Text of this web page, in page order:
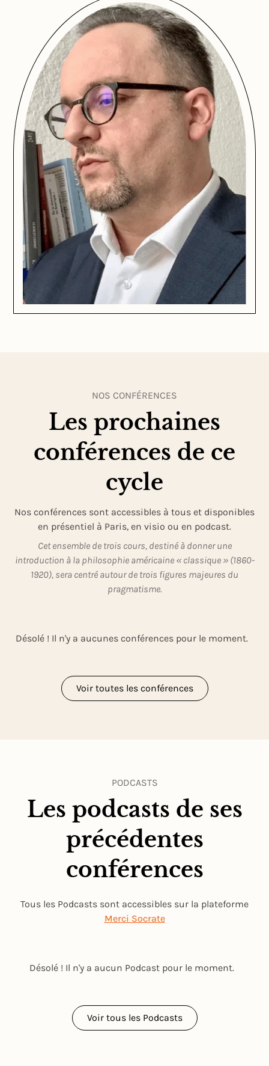
NOS CONFÉRENCES
Les prochaines
conférences de ce
cycle
Nos conférences sont accessibles à tous et disponibles
en présentiel à Paris, en visio ou en podcast.
Cet ensemble de trois cours, destiné à donner une
introduction à la philosophie américaine « classique » (1860-
1920), sera centré autour de trois figures majeures du
pragmatisme.
Désolé ! Il n'y a aucunes conférences pour le moment.
Voir toutes les conférences
PODCASTS
Les podcasts de ses
précédentes
conférences
Tous les Podcasts sont accessibles sur la plateforme
Merci Socrate
Désolé ! Il n'y a aucun Podcast pour le moment.
Voir tous les Podcasts